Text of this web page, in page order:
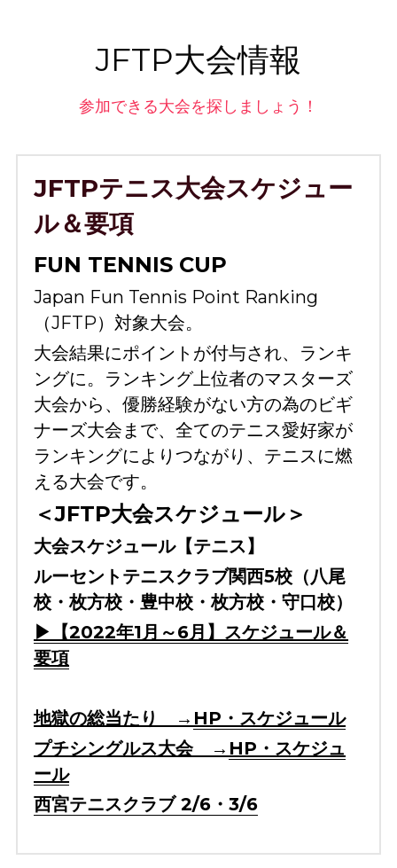
JFTP大会情報
参加できる大会を探しましょう！
JFTPテニス大会スケジュー
ル＆要項
FUN TENNIS CUP
Japan Fun Tennis Point Ranking
（JFTP）対象大会。
大会結果にポイントが付与され、ランキ
ングに。ランキング上位者のマスターズ
大会から、優勝経験がない方の為のビギ
ナーズ大会まで、全てのテニス愛好家が
ランキングによりつながり、テニスに燃
える大会です。
＜JFTP大会スケジュール＞
大会スケジュール【テニス】
ルーセントテニスクラブ関西5校（八尾
校・枚方校・豊中校・枚方校・守口校）
▶【2022年1月～6月】スケジュール＆
要項
地獄の総当たり　→ HP・スケジュール
プチシングルス大会　→ HP・スケジュ
ール
西宮テニスクラブ 2/6・3/6